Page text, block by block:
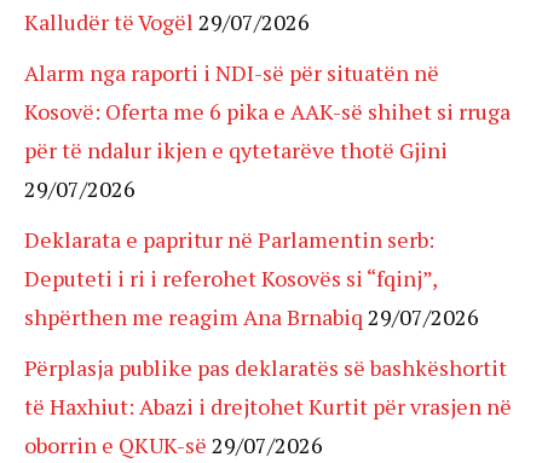
Kalludër të Vogël 29/07/2026
Alarm nga raporti i NDI-së për situatën në
Kosovë: Oferta me 6 pika e AAK-së shihet si rruga
për të ndalur ikjen e qytetarëve thotë Gjini
29/07/2026
Deklarata e papritur në Parlamentin serb:
Deputeti i ri i referohet Kosovës si “fqinj”,
shpërthen me reagim Ana Brnabiq 29/07/2026
Përplasja publike pas deklaratës së bashkëshortit
të Haxhiut: Abazi i drejtohet Kurtit për vrasjen në
oborrin e QKUK-së 29/07/2026